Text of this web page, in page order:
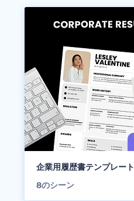
企業用履歴書テンプレート
8のシーン